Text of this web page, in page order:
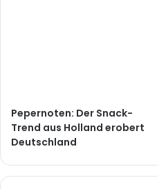
Pepernoten: Der Snack-
Trend aus Holland erobert
Deutschland